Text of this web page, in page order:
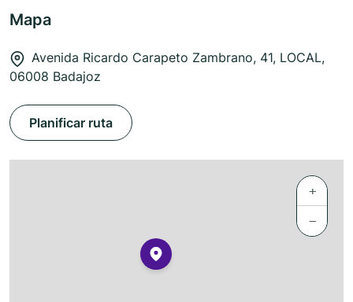
Mapa
Avenida Ricardo Carapeto Zambrano, 41, LOCAL,
06008 Badajoz
Planificar ruta
+
−